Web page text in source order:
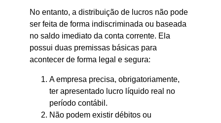
No entanto, a distribuição de lucros não pode
ser feita de forma indiscriminada ou baseada
no saldo imediato da conta corrente. Ela
possui duas premissas básicas para
acontecer de forma legal e segura:
A empresa precisa, obrigatoriamente,
ter apresentado lucro líquido real no
período contábil.
Não podem existir débitos ou